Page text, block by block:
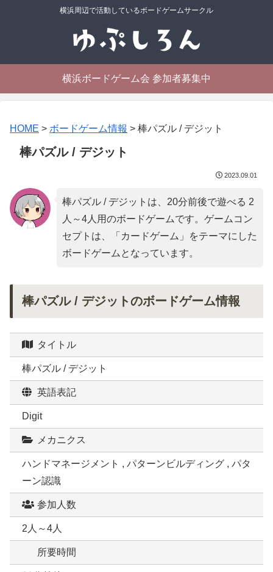
横浜周辺で活動しているボードゲームサークル
横浜ボードゲーム会 参加者募集中
HOME > ボードゲーム情報 > 棒パズル / デジット
棒パズル / デジット
2023.09.01
棒パズル / デジットは、20分前後で遊べる 2
人～4人用のボードゲームです。ゲームコン
セプトは、「 カードゲーム 」をテーマにした
ボードゲームとなっています。
棒パズル / デジットのボードゲーム情報
タイトル
棒パズル / デジット
英語表記
Digit
メカニクス
ハンドマネージメント , パターンビルディング , パタ
ーン認識
参加人数
2人～4人
所要時間